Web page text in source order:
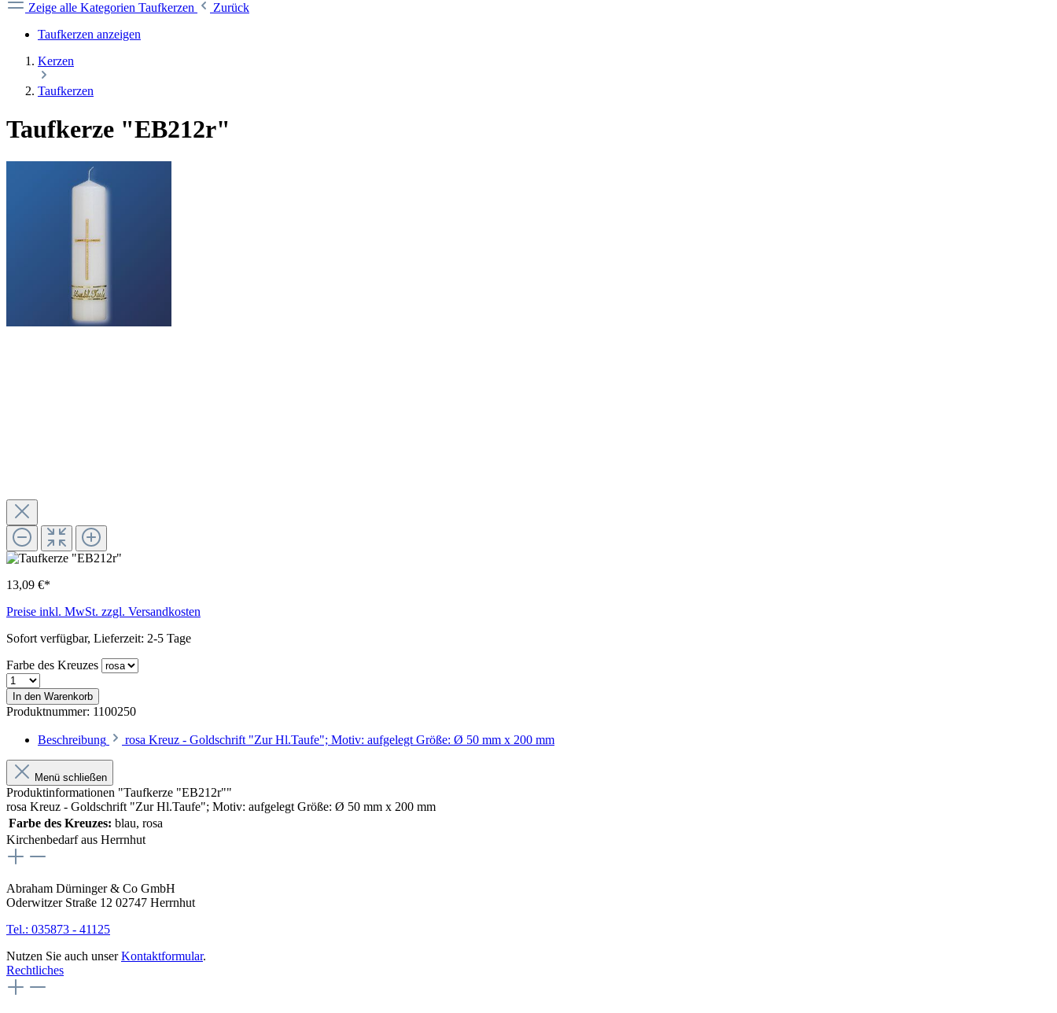
Zeige alle Kategorien Taufkerzen
Zurück
Taufkerzen anzeigen
Kerzen
Taufkerzen
Taufkerze "EB212r"
13,09 €*
Preise inkl. MwSt. zzgl. Versandkosten
Sofort verfügbar, Lieferzeit: 2-5 Tage
Farbe des Kreuzes
In den Warenkorb
Produktnummer: 1100250
Beschreibung rosa Kreuz - Goldschrift "Zur Hl.Taufe"; Motiv: aufgelegt Größe: Ø 50 mm x 200 mm
Menü schließen
Produktinformationen "Taufkerze "EB212r""
rosa Kreuz - Goldschrift "Zur Hl.Taufe"; Motiv: aufgelegt Größe: Ø 50 mm x 200 mm
Farbe des Kreuzes: blau, rosa
Kirchenbedarf aus Herrnhut
Abraham Dürninger & Co GmbH
Oderwitzer Straße 12 02747 Herrnhut
Tel.: 035873 - 41125
Nutzen Sie auch unserKontaktformular.
Rechtliches